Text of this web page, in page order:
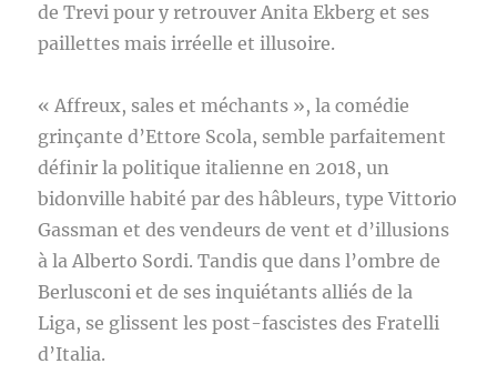
de Trevi pour y retrouver Anita Ekberg et ses
paillettes mais irréelle et illusoire.
« Affreux, sales et méchants », la comédie
grinçante d’Ettore Scola, semble parfaitement
définir la politique italienne en 2018, un
bidonville habité par des hâbleurs, type Vittorio
Gassman et des vendeurs de vent et d’illusions
à la Alberto Sordi. Tandis que dans l’ombre de
Berlusconi et de ses inquiétants alliés de la
Liga, se glissent les post-fascistes des Fratelli
d’Italia.